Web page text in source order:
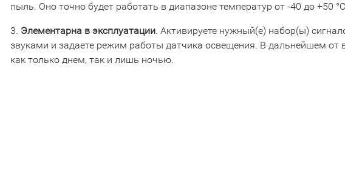
пыль. Оно точно будет работать в диапазоне температур от -40 до +50
3. Элементарна в эксплуатации. Активируете нужный(е) набор(ы)
звуками и задаете режим работы датчика освещения. В дальнейшем от
как только днем, так и лишь ночью.